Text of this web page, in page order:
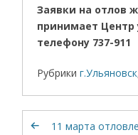
Заявки на отлов
принимает Центр
телефону 737-911
Рубрики г.Ульяновск
11 марта